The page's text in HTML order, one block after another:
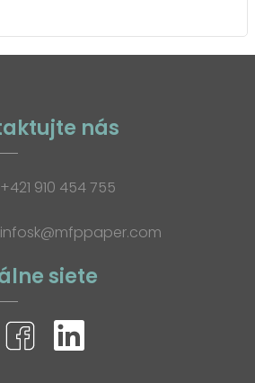
nás
+421 910 454 755
infosk@mfppaper.com
siete